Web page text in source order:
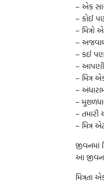
– એક
– કોઈ
–
–
– કંઈ
– આપણી
– મિત્ર
–
–
–
– મિત્ર
જીવનમાં
આ
મિત્રતા